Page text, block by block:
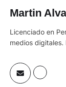
Martin
Licenciado en
medios digitales.